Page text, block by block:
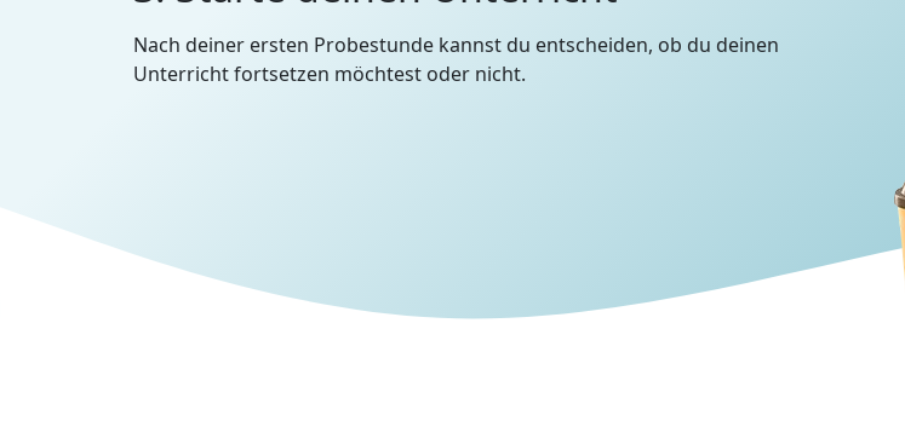
Nach deiner ersten Probestunde kannst du entscheiden, ob du deinen
Unterricht fortsetzen möchtest oder nicht.